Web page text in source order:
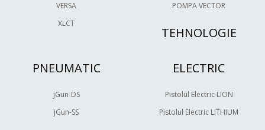
VERSA
XLCT
POMPA VECTOR
TEHNOLOGIE
PNEUMATIC
jGun-DS
jGun-SS
ELECTRIC
Pistolul Electric LION
Pistolul Electric LITHIUM